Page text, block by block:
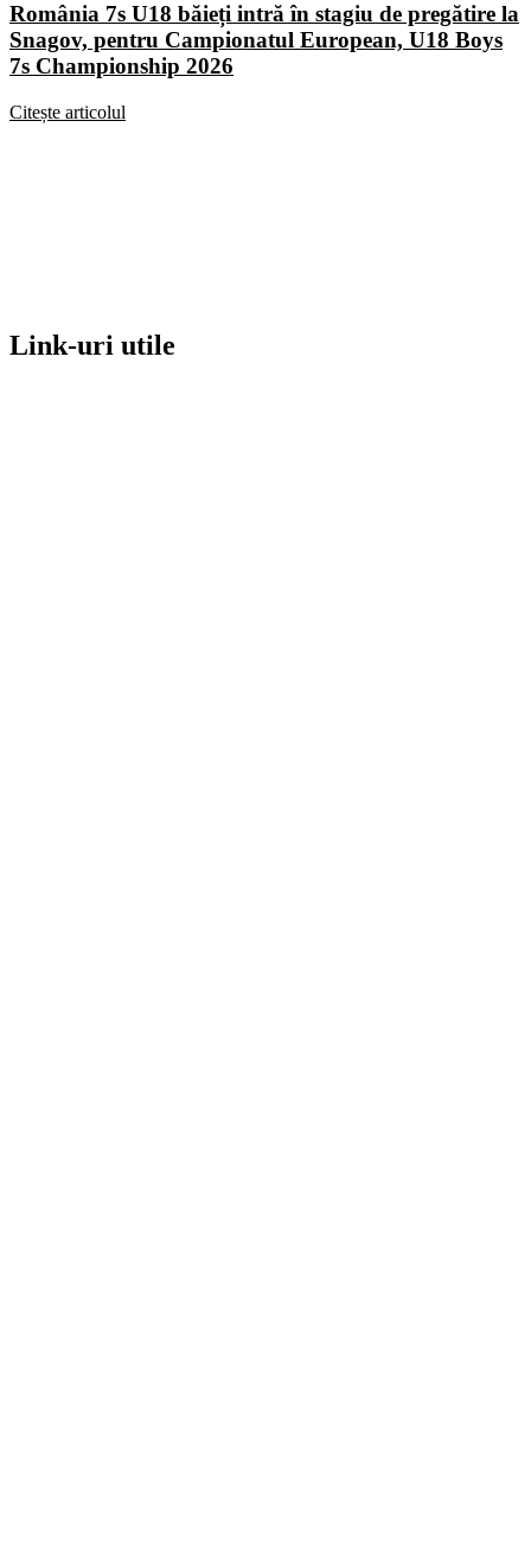
România 7s U18 băieți intră în stagiu de pregătire la
Snagov, pentru Campionatul European, U18 Boys
7s Championship 2026
Citește articolul
Link-uri utile